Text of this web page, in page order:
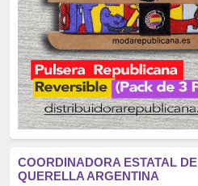
Cultura
(2163)
Guerra
(1674)
genocidio
(1234)
mujer
(1070)
COORDINADORA ESTATAL
QUERELLA ARGENTINA